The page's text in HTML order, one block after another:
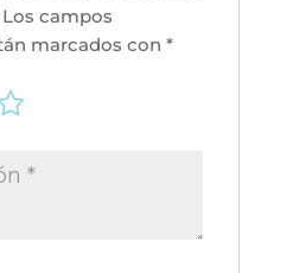
Los campos
marcados con *